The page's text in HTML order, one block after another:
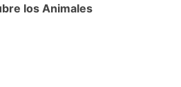
los Animales